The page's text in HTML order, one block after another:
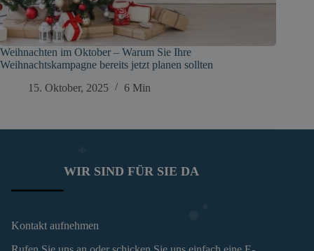
Weihnachten im Oktober – Warum Sie Ihre
Weihnachtskampagne bereits jetzt planen sollten
15. Oktober, 2025
6 Min
WIR SIND FÜR SIE DA
Kontakt aufnehmen